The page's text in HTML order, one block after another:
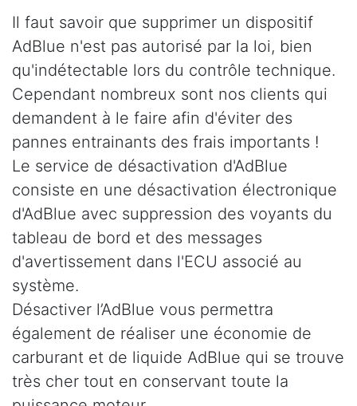
Il faut savoir que supprimer un dispositif
AdBlue n'est pas autorisé par la loi, bien
qu'indétectable lors du contrôle technique.
Cependant nombreux sont nos clients qui
demandent à le faire afin d'éviter des
pannes entrainants des frais importants !
Le service de désactivation d'AdBlue
consiste en une désactivation électronique
d'AdBlue avec suppression des voyants du
tableau de bord et des messages
d'avertissement dans l'ECU associé au
système.
Désactiver l’AdBlue vous permettra
également de réaliser une économie de
carburant et de liquide AdBlue qui se trouve
très cher tout en conservant toute la